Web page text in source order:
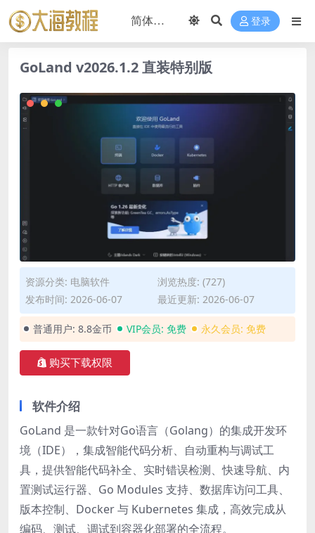
登录
GoLand v2026.1.2 直装特别版
资源分类: 电脑软件
浏览热度: (727)
发布时间: 2026-06-07
最近更新: 2026-06-07
普通用户: 8.8金币 VIP会员: 免费 永久会员: 免费
购买下载权限
软件介绍
GoLand 是一款针对Go语言（Golang）的集成开发环
境（IDE），集成智能代码分析、自动重构与调试工
具，提供智能代码补全、实时错误检测、快速导航、内
置测试运行器、Go Modules 支持、数据库访问工具、
版本控制、Docker 与 Kubernetes 集成，高效完成从
编码、测试、调试到容器化部署的全流程。